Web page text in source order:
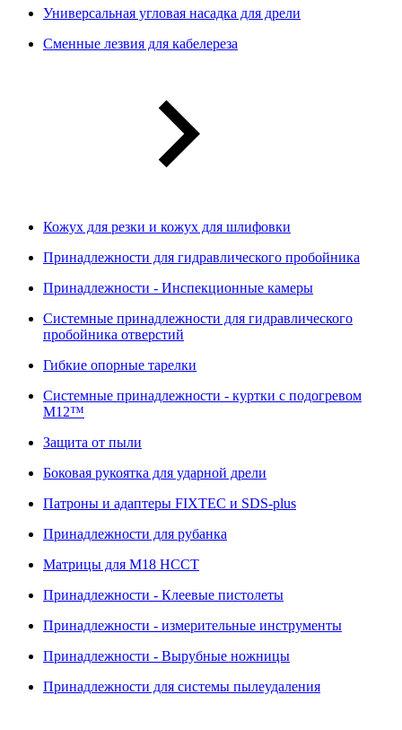
Универсальная угловая насадка для дрели
Сменные лезвия для кабелереза
Кожух для резки и кожух для шлифовки
Принадлежности для гидравлического пробойника
Принадлежности - Инспекционные камеры
Системные принадлежности для гидравлического
пробойника отверстий
Гибкие опорные тарелки
Системные принадлежности - куртки с подогревом
M12™
Защита от пыли
Боковая рукоятка для ударной дрели
Патроны и адаптеры FIXTEC и SDS-plus
Принадлежности для рубанка
Матрицы для M18 HCCT
Принадлежности - Клеевые пистолеты
Принадлежности - измерительные инструменты
Принадлежности - Вырубные ножницы
Принадлежности для системы пылеудаления